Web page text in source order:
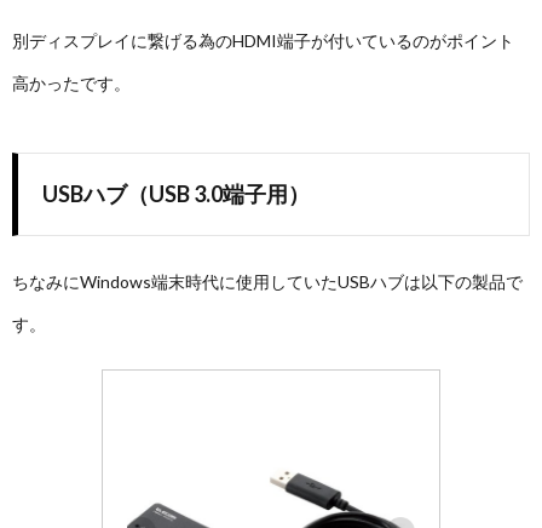
別ディスプレイに繋げる為のHDMI端子が付いているのがポイント
高かったです。
USBハブ（USB 3.0端子用）
ちなみにWindows端末時代に使用していたUSBハブは以下の製品で
す。